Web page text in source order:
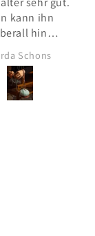
kann ihn
hin
empfehlen.
die
am
Schons